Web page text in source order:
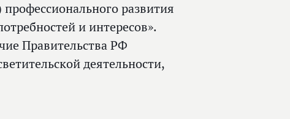
развития
и интересов».
Правительства РФ
деятельности,